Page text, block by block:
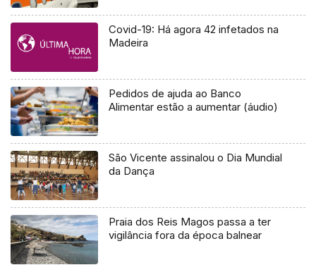
Covid-19: Há agora 42 infetados na
Madeira
Pedidos de ajuda ao Banco
Alimentar estão a aumentar (áudio)
São Vicente assinalou o Dia Mundial
da Dança
Praia dos Reis Magos passa a ter
vigilância fora da época balnear